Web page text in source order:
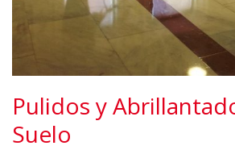
Pulidos y
Suelo